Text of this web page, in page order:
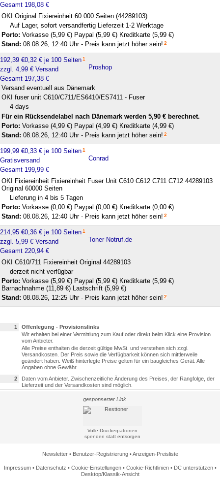
Gesamt 198,08 €
OKI Original Fixiereinheit 60.000 Seiten (44289103)
Auf Lager, sofort versandfertig Lieferzeit 1-2 Werktage
Porto: Vorkasse (5,99 €) Paypal (5,99 €) Kreditkarte (5,99 €)
Stand: 08.08.26, 12:40 Uhr - Preis kann jetzt höher sein! 2
192,39 €0,32 € je 100 Seiten1
zzgl. 4,99 € Versand
Gesamt 197,38 €
Proshop
Versand eventuell aus Dänemark
OKI fuser unit C610/C711/ES6410/ES7411 - Fuser
4 days
Für ein Rücksendelabel nach Dänemark werden 5,90 € berechnet.
Porto: Vorkasse (4,99 €) Paypal (4,99 €) Kreditkarte (4,99 €)
Stand: 08.08.26, 12:40 Uhr - Preis kann jetzt höher sein! 2
199,99 €0,33 € je 100 Seiten1
Gratisversand
Gesamt 199,99 €
Conrad
OKI Fixiereinheit Fixiereinheit Fuser Unit C610 C612 C711 C712 44289103
Original 60000 Seiten
Lieferung in 4 bis 5 Tagen
Porto: Vorkasse (0,00 €) Paypal (0,00 €) Kreditkarte (0,00 €)
Stand: 08.08.26, 12:40 Uhr - Preis kann jetzt höher sein! 2
214,95 €0,36 € je 100 Seiten1
zzgl. 5,99 € Versand
Gesamt 220,94 €
Toner-Notruf.de
OKI C610/711 Fixiereinheit Original 44289103
derzeit nicht verfügbar
Porto: Vorkasse (5,99 €) Paypal (5,99 €) Kreditkarte (5,99 €)
Barnachnahme (11,89 €) Lastschrift (5,99 €)
Stand: 08.08.26, 12:25 Uhr - Preis kann jetzt höher sein! 2
1
Offenlegung - Provisionslinks
Wir erhalten bei einer Vermittlung zum Kauf oder direkt beim Klick eine Provision
vom Anbieter.
Alle Preise enthalten die derzeit gültige MwSt. und verstehen sich zzgl.
Versandkosten. Der Preis sowie die Verfügbarkeit können sich mittlerweile
geändert haben. Weiß hinterlegte Preise gelten für ein baugleiches Gerät. Alle
Angaben ohne Gewähr.
2
Daten vom Anbieter. Zwischenzeitliche Änderung des Preises, der Rangfolge, der
Lieferzeit und der Versandkosten sind möglich.
gesponserter Link
Volle Druckerpatronen
spenden statt entsorgen
Newsletter• Benutzer-Registrierung•Anzeigen-Preisliste
Impressum• Datenschutz • Cookie-Einstellungen• Cookie-Richtlinien• DC unterstützen•
Desktop/Klassik-Ansicht